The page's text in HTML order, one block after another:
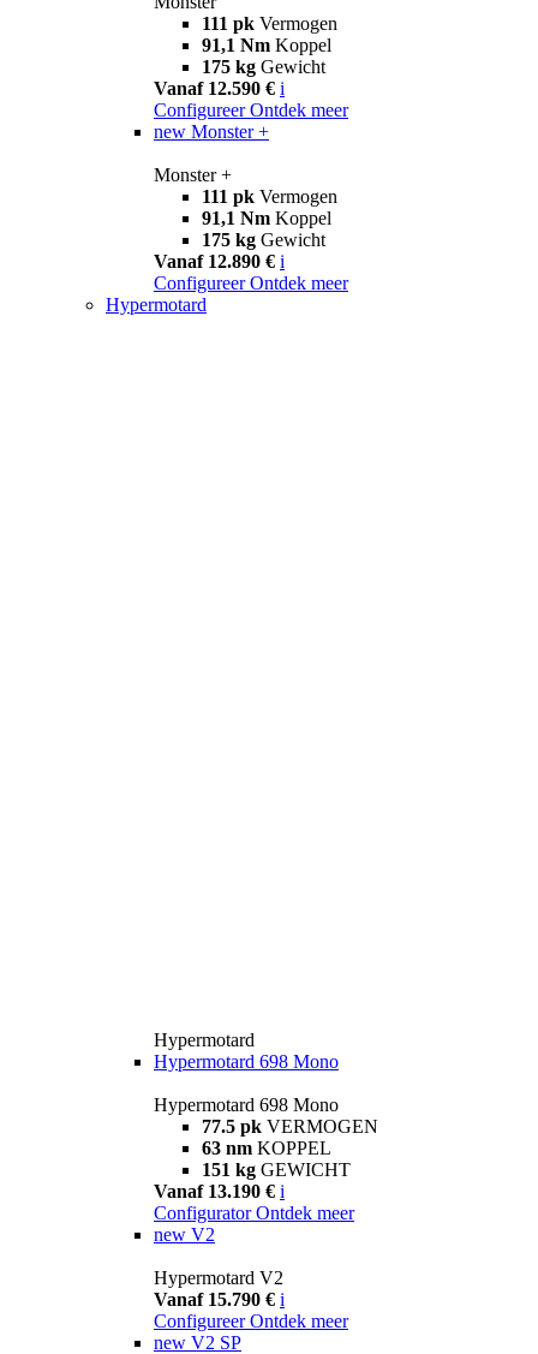
111 pk Vermogen
91,1 Nm Koppel
175 kg Gewicht
Vanaf 12.590 € i
Configureer Ontdek meer
new Monster +
Monster +
111 pk Vermogen
91,1 Nm Koppel
175 kg Gewicht
Vanaf 12.890 € i
Configureer Ontdek meer
Hypermotard
Hypermotard
Hypermotard 698 Mono
Hypermotard 698 Mono
77.5 pk VERMOGEN
63 nm KOPPEL
151 kg GEWICHT
Vanaf 13.190 € i
Configurator Ontdek meer
new V2
Hypermotard V2
Vanaf 15.790 € i
Configureer Ontdek meer
new V2 SP